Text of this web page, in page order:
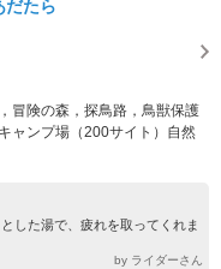
だたら
冒険の森，探鳥路，鳥獣保護
ャンプ場（200サイト）自然
した湯で、疲れを取ってくれま
by ライダーさん